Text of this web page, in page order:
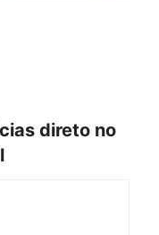
direto no